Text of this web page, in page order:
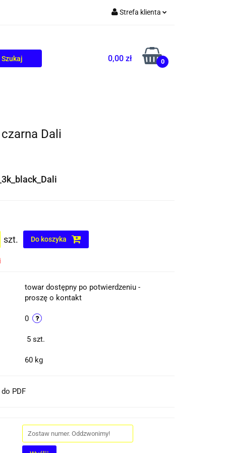
Strefa klienta
Zarejestruj się
Dodaj zgłoszenie
0,00 zł 0
Dali
szt. Do koszyka
towar dostępny po potwierdzeniu -
proszę o kontakt
0
5 szt.
60 kg
PDF